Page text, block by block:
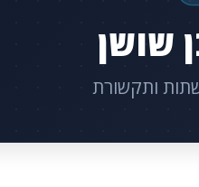
שושן